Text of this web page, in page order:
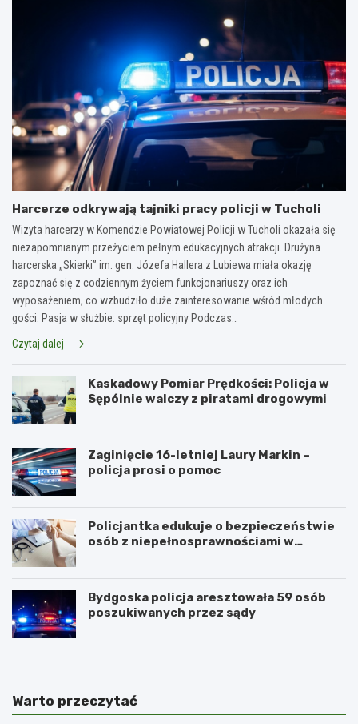
Harcerze odkrywają tajniki pracy policji w Tucholi
Wizyta harcerzy w Komendzie Powiatowej Policji w Tucholi okazała się
niezapomnianym przeżyciem pełnym edukacyjnych atrakcji. Drużyna
harcerska „Skierki” im. gen. Józefa Hallera z Lubiewa miała okazję
zapoznać się z codziennym życiem funkcjonariuszy oraz ich
wyposażeniem, co wzbudziło duże zainteresowanie wśród młodych
gości. Pasja w służbie: sprzęt policyjny Podczas…
Czytaj dalej
Kaskadowy Pomiar Prędkości: Policja w
Sępólnie walczy z piratami drogowymi
Zaginięcie 16-letniej Laury Markin –
policja prosi o pomoc
Policjantka edukuje o bezpieczeństwie
osób z niepełnosprawnościami w
Bydgoska policja aresztowała 59 osób
poszukiwanych przez sądy
Warto przeczytać